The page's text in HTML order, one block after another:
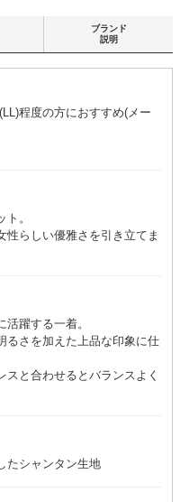
程度の方におすすめ(メー
。
性らしい優雅さを引き立てま
躍する一着。
るさを加えた上品な印象に仕
と合わせるとバランスよく
たシャンタン生地
ブランド
説明